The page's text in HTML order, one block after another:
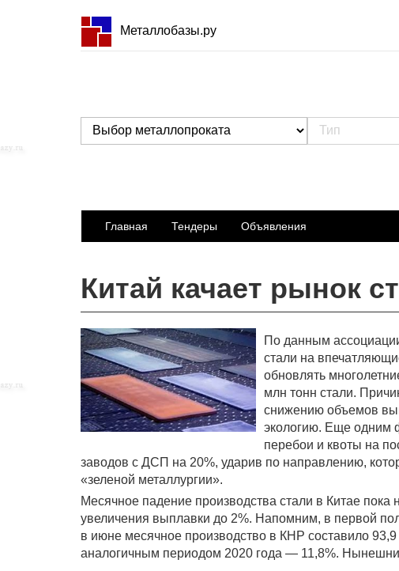
Металлобазы.ру
Главная Тендеры Объявления
Китай качает рынок
По данным
стали на
обновлять
млн тонн стали.
снижению объемов
экологию. Еще одним
перебои и квоты на
заводов с ДСП на 20%, ударив по направлению,
«зеленой металлургии».
Месячное падение производства стали в Китае
увеличения выплавки до 2%. Напомним, в первой
в июне месячное производство в КНР составило
аналогичным периодом 2020 года — 11,8%.